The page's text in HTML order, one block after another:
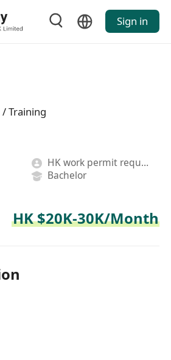
Sign in
/ Training
HK work permit required
Bachelor
HK $20K-30K/Month